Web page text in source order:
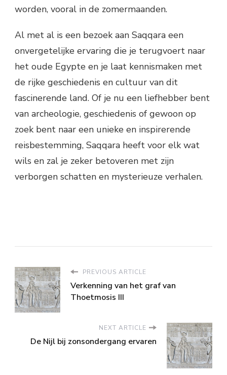
worden, vooral in de zomermaanden.
Al met al is een bezoek aan Saqqara een
onvergetelijke ervaring die je terugvoert naar
het oude Egypte en je laat kennismaken met
de rijke geschiedenis en cultuur van dit
fascinerende land. Of je nu een liefhebber bent
van archeologie, geschiedenis of gewoon op
zoek bent naar een unieke en inspirerende
reisbestemming, Saqqara heeft voor elk wat
wils en zal je zeker betoveren met zijn
verborgen schatten en mysterieuze verhalen.
PREVIOUS ARTICLE
Verkenning van het graf van
Thoetmosis III
NEXT ARTICLE
De Nijl bij zonsondergang ervaren